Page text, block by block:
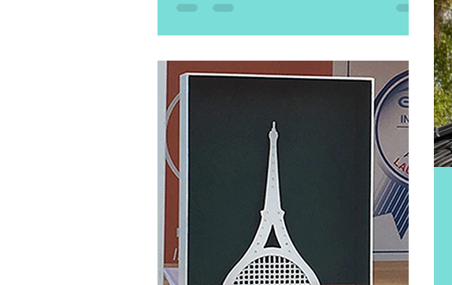
heureuse de voir ses produits utilisés à
Barcelone par...